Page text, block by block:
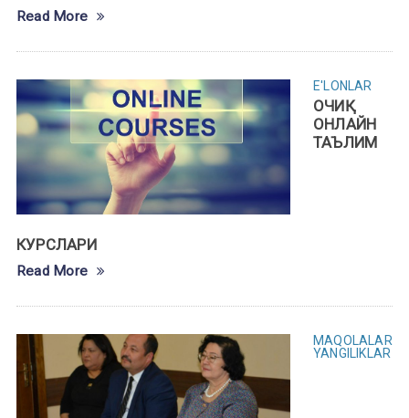
Read More
E'LONLAR
ОЧИҚ
ОНЛАЙН
ТАЪЛИМ
КУРСЛАРИ
Read More
MAQOLALAR
YANGILIKLAR